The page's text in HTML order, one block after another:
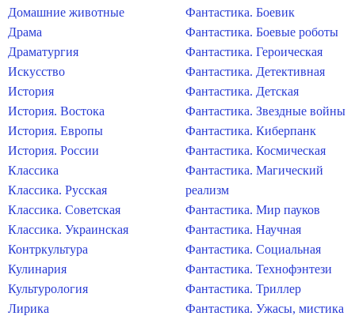
Домашние животные
Драма
Драматургия
Искусство
История
История. Востока
История. Европы
История. России
Классика
Классика. Русская
Классика. Советская
Классика. Украинская
Контркультура
Кулинария
Культурология
Лирика
Фантастика. Боевик
Фантастика. Боевые роботы
Фантастика. Героическая
Фантастика. Детективная
Фантастика. Детская
Фантастика. Звездные войны
Фантастика. Киберпанк
Фантастика. Космическая
Фантастика. Магический
реализм
Фантастика. Мир пауков
Фантастика. Научная
Фантастика. Социальная
Фантастика. Технофэнтези
Фантастика. Триллер
Фантастика. Ужасы, мистика